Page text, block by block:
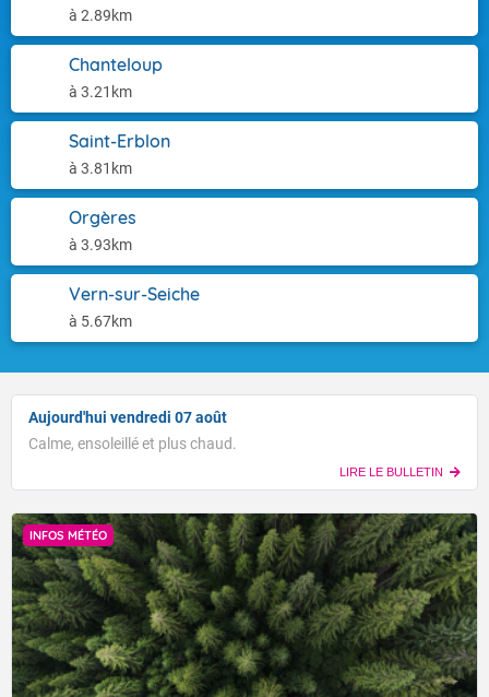
à 2.89km
Chanteloup
à 3.21km
Saint-Erblon
à 3.81km
Orgères
à 3.93km
Vern-sur-Seiche
à 5.67km
Aujourd'hui vendredi 07 août
Calme, ensoleillé et plus chaud.
LIRE LE BULLETIN
INFOS MÉTÉO